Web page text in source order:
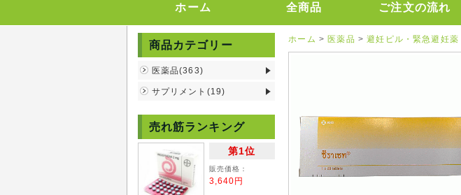
ホーム 全商品 ご注文の流れ
ホーム >医薬品 >避妊ピル・緊急避妊薬
商品カテゴリー
医薬品(363)
サプリメント(19)
売れ筋ランキング
第1位
販売価格：
3,640円